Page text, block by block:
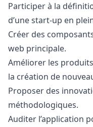
Participer à la
d’une start-up en
Créer des
web principale.
Améliorer les
la création de
Proposer des
méthodologiques.
Auditer l’application